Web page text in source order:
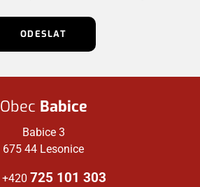
ODESLAT
Obec Babice
Babice 3
675 44 Lesonice
+420 725 101 303